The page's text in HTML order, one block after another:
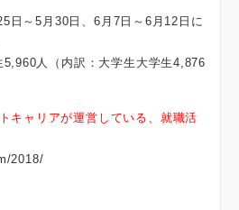
日～5月30日、6月7日～6月12日に
5,960人（内訳：大学生大学生4,876
キャリアが運営している、就職活
2018/